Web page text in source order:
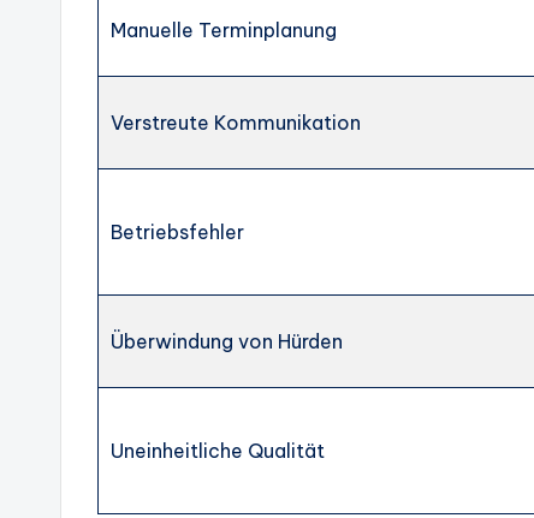
Manuelle Terminplanung
Verstreute Kommunikation
Betriebsfehler
Überwindung von Hürden
Uneinheitliche Qualität